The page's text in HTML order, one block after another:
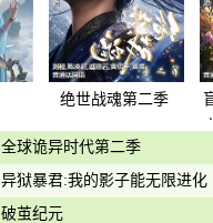
绝世战魂第二季
全球诡异时代第二季
异狱暴君:我的影子能无限进化
破茧纪元